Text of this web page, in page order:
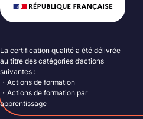
La certification qualité a été délivrée
au titre des catégories d’actions
suivantes :
・Actions de formation
・Actions de formation par
apprentissage